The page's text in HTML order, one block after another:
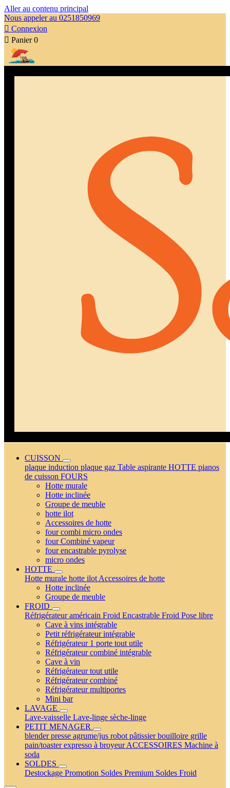
Aller au contenu principal
Nous appeler au 0251850969
 Connexion
 Panier 0
CUISSON
plaque induction plaque gaz Table aspirante HOTTE pianos
de cuisson FOURS
Hotte murale
Hotte inclinée
Groupe de meuble
hotte ilot
Accessoires de hotte
four combi micro ondes
four Combiné vapeur
four encastrable pyrolyse
micro ondes
HOTTE
Hotte murale hotte ilot Accessoires de hotte
Hotte inclinée
Groupe de meuble
FROID
Réfrigérateur américain Froid Encastrable Froid Pose libre
Cave à vins intégrable
Petit réfrigérateur intégrable
Réfrigérateur 1 porte tout utile
Réfrigérateur combiné intégrable
Cave à vin
Réfrigérateur tout utile
Réfrigérateur combiné
Réfrigérateur multiportes
Mini bar
LAVAGE
Lave-vaisselle Lave-linge sèche-linge
PETIT MENAGER
blenderpresse agrume/jus robot pâtissierbouilloire grille
pain/toasterexpresso à broyeurACCESSOIRES Machine à
soda
SOLDES
Destockage Promotion Soldes Premium Soldes Froid